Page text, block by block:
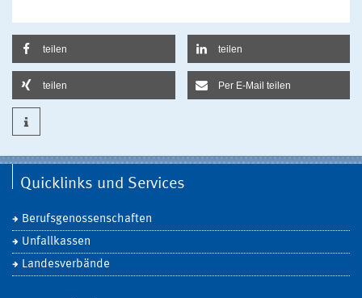
teilen teilen
teilen Per E-Mail teilen
Quicklinks und Services
Berufsgenossenschaften
Unfallkassen
Landesverbände